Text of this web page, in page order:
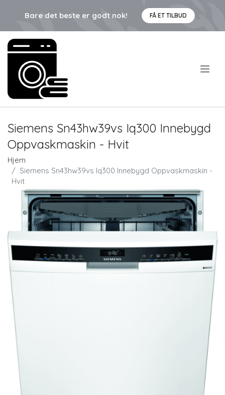
Bare det beste er godt nok! FÅ ET TILBUD
Siemens Sn43hw39vs Iq300 Innebygd
Oppvaskmaskin - Hvit
Hjem
Siemens Sn43hw39vs Iq300 Innebygd Oppvaskmaskin -
Hvit